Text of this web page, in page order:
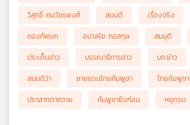
วิสุทธิ์ คมวัชรพงศ์
สมมติ เรื่องจริง
กองทัพบก
อนาลโย กอสกุล สมมุติ
ประเด็นข่าว
บรรณาธิการข่าว บก.ข่าว
สมมติว่า
ชายแดนไทยกัมพูชา
ไทยกัมพูชา
ปราสาทตาควาย
กัมพูชายิงก่อน หยุดรบ